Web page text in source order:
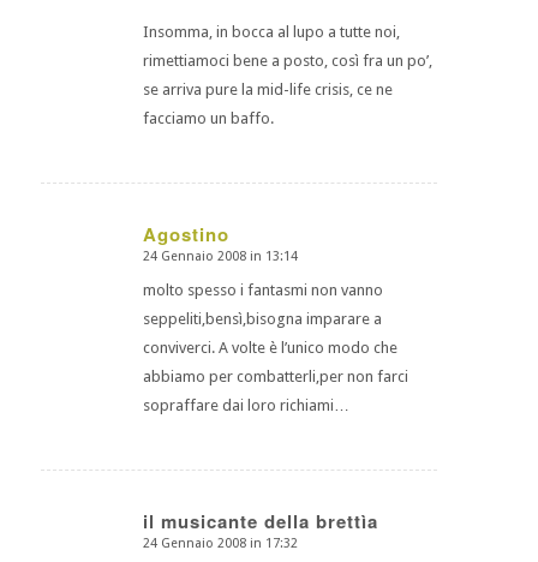
Insomma, in bocca al lupo a tutte noi,
rimettiamoci bene a posto, così fra un po’,
se arriva pure la mid-life crisis, ce ne
facciamo un baffo.
Agostino
dice:
24 Gennaio 2008 in 13:14
molto spesso i fantasmi non vanno
seppeliti,bensì,bisogna imparare a
conviverci. A volte è l’unico modo che
abbiamo per combatterli,per non farci
sopraffare dai loro richiami…
il musicante della brettìa
dice:
24 Gennaio 2008 in 17:32